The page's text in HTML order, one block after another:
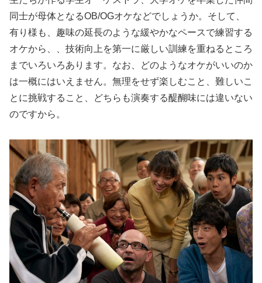
同士が母体となるOB/OGオケなどでしょうか。そして、
有り様も、趣味の延長のような緩やかなペースで練習する
オケから、、技術向上を第一に厳しい訓練を重ねるところ
までいろいろあります。なお、どのようなオケがいいのか
は一概にはいえません。無理をせず楽しむこと、難しいこ
とに挑戦すること、どちらも演奏する醍醐味には違いない
のですから。